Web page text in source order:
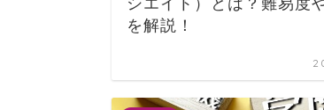
を解説！